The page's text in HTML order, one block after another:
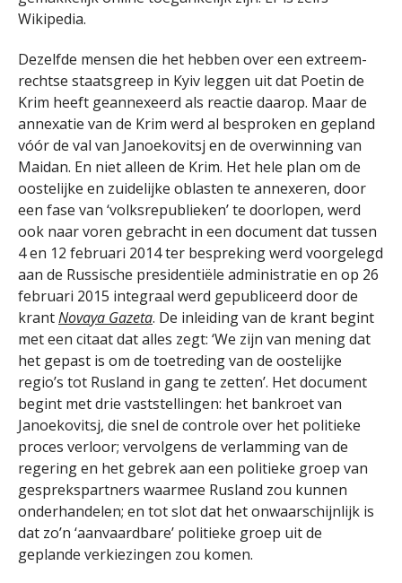
Wikipedia.
Dezelfde mensen die het hebben over een extreem-
rechtse staatsgreep in Kyiv leggen uit dat Poetin de
Krim heeft geannexeerd als reactie daarop. Maar de
annexatie van de Krim werd al besproken en gepland
vóór de val van Janoekovitsj en de overwinning van
Maidan. En niet alleen de Krim. Het hele plan om de
oostelijke en zuidelijke oblasten te annexeren, door
een fase van ‘volksrepublieken’ te doorlopen, werd
ook naar voren gebracht in een document dat tussen
4 en 12 februari 2014 ter bespreking werd voorgelegd
aan de Russische presidentiële administratie en op 26
februari 2015 integraal werd gepubliceerd door de
krantNovaya Gazeta. De inleiding van de krant begint
met een citaat dat alles zegt: ‘We zijn van mening dat
het gepast is om de toetreding van de oostelijke
regio’s tot Rusland in gang te zetten’. Het document
begint met drie vaststellingen: het bankroet van
Janoekovitsj, die snel de controle over het politieke
proces verloor; vervolgens de verlamming van de
regering en het gebrek aan een politieke groep van
gesprekspartners waarmee Rusland zou kunnen
onderhandelen; en tot slot dat het onwaarschijnlijk is
dat zo’n ‘aanvaardbare’ politieke groep uit de
geplande verkiezingen zou komen.